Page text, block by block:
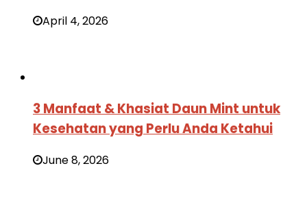
April 4, 2026
3 Manfaat & Khasiat Daun Mint untuk
Kesehatan yang Perlu Anda Ketahui
June 8, 2026